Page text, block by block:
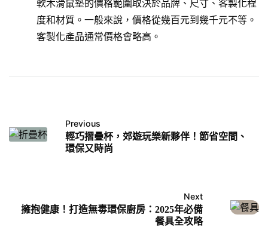
軟木滑鼠墊的價格範圍取決於品牌、尺寸、客製化程
度和材質。一般來說，價格從幾百元到幾千元不等。
客製化產品通常價格會略高。
Previous
輕巧摺疊杯，郊遊玩樂新夥伴！節省空間、
環保又時尚
Next
擁抱健康！打造無毒環保廚房：2025年必備
餐具全攻略